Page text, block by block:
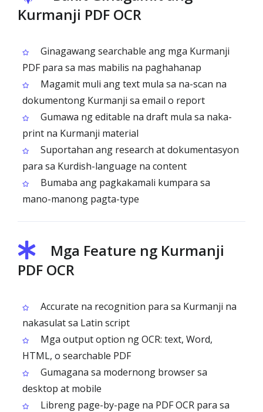
Kurmanji PDF OCR
Ginagawang searchable ang mga Kurmanji
PDF para sa mas mabilis na paghahanap
Magamit muli ang text mula sa na-scan na
dokumentong Kurmanji sa email o report
Gumawa ng editable na draft mula sa naka-
print na Kurmanji material
Suportahan ang research at dokumentasyon
para sa Kurdish-language na content
Bumaba ang pagkakamali kumpara sa
mano-manong pagta-type
Mga Feature ng Kurmanji
PDF OCR
Accurate na recognition para sa Kurmanji na
nakasulat sa Latin script
Mga output option ng OCR: text, Word,
HTML, o searchable PDF
Gumagana sa modernong browser sa
desktop at mobile
Libreng page-by-page na PDF OCR para sa